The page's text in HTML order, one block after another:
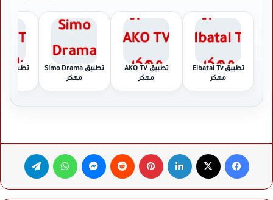
تطبيق Elbatal Tv
مهكر
تطبيق AKO TV
مهكر
تطبيق Simo Drama
مهكر
فيسبوك لينكدإن بينتيريست ماسنجر واتساب